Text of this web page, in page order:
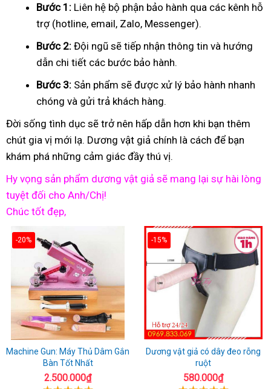
Bước 1: Liên hệ bộ phận bảo hành qua các kênh hỗ
trợ (hotline, email, Zalo, Messenger).
Bước 2: Đội ngũ sẽ tiếp nhận thông tin và hướng
dẫn chi tiết các bước bảo hành.
Bước 3: Sản phẩm sẽ được xử lý bảo hành nhanh
chóng và gửi trả khách hàng.
Đời sống tình dục sẽ trở nên hấp dẫn hơn khi bạn thêm
chút gia vị mới lạ. Dương vật giả chính là cách để bạn
khám phá những cảm giác đầy thú vị.
Hy vọng sản phẩm dương vật giả sẽ mang lại sự hài lòng
tuyệt đối cho Anh/Chị!
Chúc tốt đẹp,
-20%
Machine Gun: Máy Thủ Dâm Gắn
Bàn Tốt Nhất
2.500.000₫
-15%
Dương vật giả có dây đeo rỗng
ruột
580.000₫